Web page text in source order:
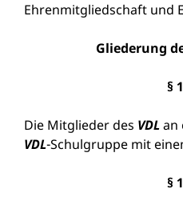
Ehrenmitgliedschaft und
Gliederung
§
Die Mitglieder des VDLan
VDL-Schulgruppe mit
§